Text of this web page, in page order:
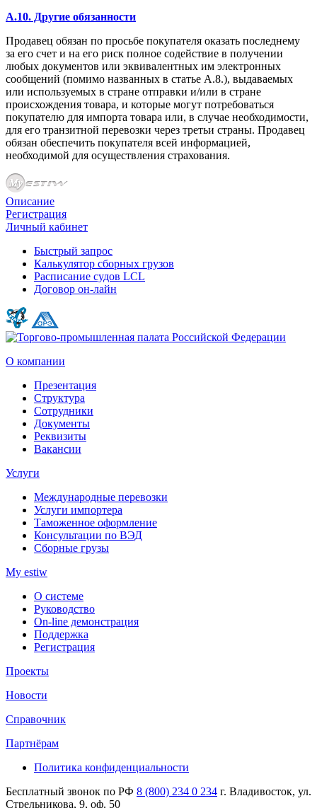
A.10. Другие обязанности
Продавец обязан по просьбе покупателя оказать последнему
за его счет и на его риск полное содействие в получении
любых документов или эквивалентных им электронных
сообщений (помимо названных в статье А.8.), выдаваемых
или используемых в стране отправки и/или в стране
происхождения товара, и которые могут потребоваться
покупателю для импорта товара или, в случае необходимости,
для его транзитной перевозки через третьи страны. Продавец
обязан обеспечить покупателя всей информацией,
необходимой для осуществления страхования.
Описание
Регистрация
Личный кабинет
Быстрый запрос
Калькулятор сборных грузов
Расписание судов LCL
Договор он-лайн
О компании
Презентация
Структура
Сотрудники
Документы
Реквизиты
Вакансии
Услуги
Международные перевозки
Услуги импортера
Таможенное оформление
Консультации по ВЭД
Сборные грузы
My estiw
О системе
Руководство
On-line демонстрация
Поддержка
Регистрация
Проекты
Новости
Справочник
Партнёрам
Политика конфиденциальности
Бесплатный звонок по РФ 8 (800) 234 0 234 г. Владивосток, ул.
Стрельникова, 9, оф. 50